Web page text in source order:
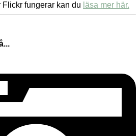
fungerar kan du läsa mer här.